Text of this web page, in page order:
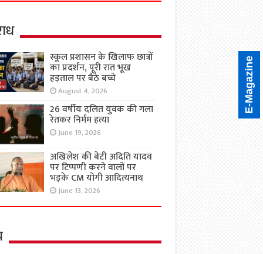
स्कूल प्रशासन के खिलाफ छात्रों
का प्रदर्शन, पूरी रात भूख
हड़ताल पर बैठे बच्चे
August 4, 2026
26 वर्षीय दलित युवक की गला
रेतकर निर्मम हत्या
June 19, 2026
अखिलेश की बेटी अदिति यादव
पर टिप्पणी करने वालों पर
भड़के CM योगी आदित्यनाथ
June 13, 2026
E-Magazine